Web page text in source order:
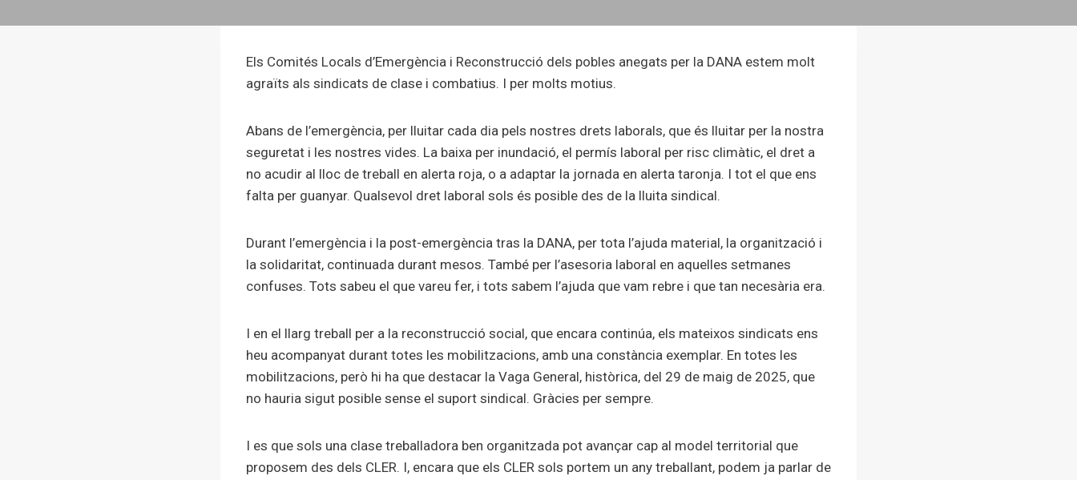
Els Comités Locals d’Emergència i Reconstrucció dels pobles anegats per la DANA estem molt
agraïts als sindicats de clase i combatius. I per molts motius.
Abans de l’emergència, per lluitar cada dia pels nostres drets laborals, que és lluitar per la nostra
seguretat i les nostres vides. La baixa per inundació, el permís laboral per risc climàtic, el dret a
no acudir al lloc de treball en alerta roja, o a adaptar la jornada en alerta taronja. I tot el que ens
falta per guanyar. Qualsevol dret laboral sols és posible des de la lluita sindical.
Durant l’emergència i la post-emergència tras la DANA, per tota l’ajuda material, la organització i
la solidaritat, continuada durant mesos. També per l’asesoria laboral en aquelles setmanes
confuses. Tots sabeu el que vareu fer, i tots sabem l’ajuda que vam rebre i que tan necesària era.
I en el llarg treball per a la reconstrucció social, que encara continúa, els mateixos sindicats ens
heu acompanyat durant totes les mobilitzacions, amb una constància exemplar. En totes les
mobilitzacions, però hi ha que destacar la Vaga General, històrica, del 29 de maig de 2025, que
no hauria sigut posible sense el suport sindical. Gràcies per sempre.
I es que sols una clase treballadora ben organitzada pot avançar cap al model territorial que
proposem des dels CLER. I, encara que els CLER sols portem un any treballant, podem ja parlar de